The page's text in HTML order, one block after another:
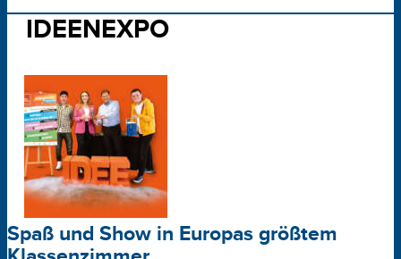
IDEENEXPO
Spaß und Show in Europas größtem